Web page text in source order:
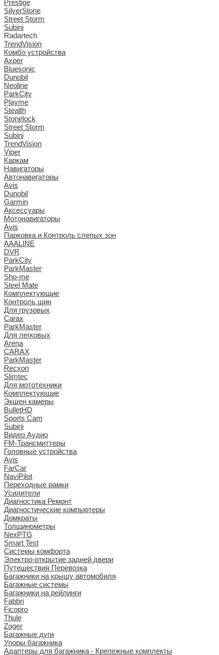
Prestige
SilverStone
Street Storm
Subini
Radartech
TrendVision
Комбо устройства
Axper
Bluesonic
Dunobil
Neoline
ParkCity
Playme
Stealth
Stonelock
Street Storm
Subini
TrendVision
Viper
Каркам
Навигаторы
Автонавигаторы
Avis
Dunobil
Garmin
Аксессуары
Мотонавигаторы
Avis
Парковка и Контроль слепых зон
AAALINE
DVR
ParkCity
ParkMaster
Sho-me
Steel Mate
Комплектующие
Контроль шин
Для грузовых
Carax
ParkMaster
Для легковых
Arena
CARAX
ParkMaster
Recxon
Slimtec
Для мототехники
Комплектующие
Экшен камеры
BulletHD
Sports Cam
Subini
Видео Аудио
FM-Трансмиттеры
Головные устройства
Avis
FarCar
NaviPilot
Переходные рамки
Усилители
Диагностика Ремонт
Диагностические компьютеры
Домкраты
Толщинометры
NexPTG
Smart Test
Системы комфорта
Электро-открытие задней двери
Путешествия Перевозка
Багажники на крышу автомобиля
Багажные системы
Багажники на рейлинги
Fabbri
Ficopro
Thule
Zoger
Багажные дуги
Упоры багажника
Адаптеры для багажника - Крепежные комплекты